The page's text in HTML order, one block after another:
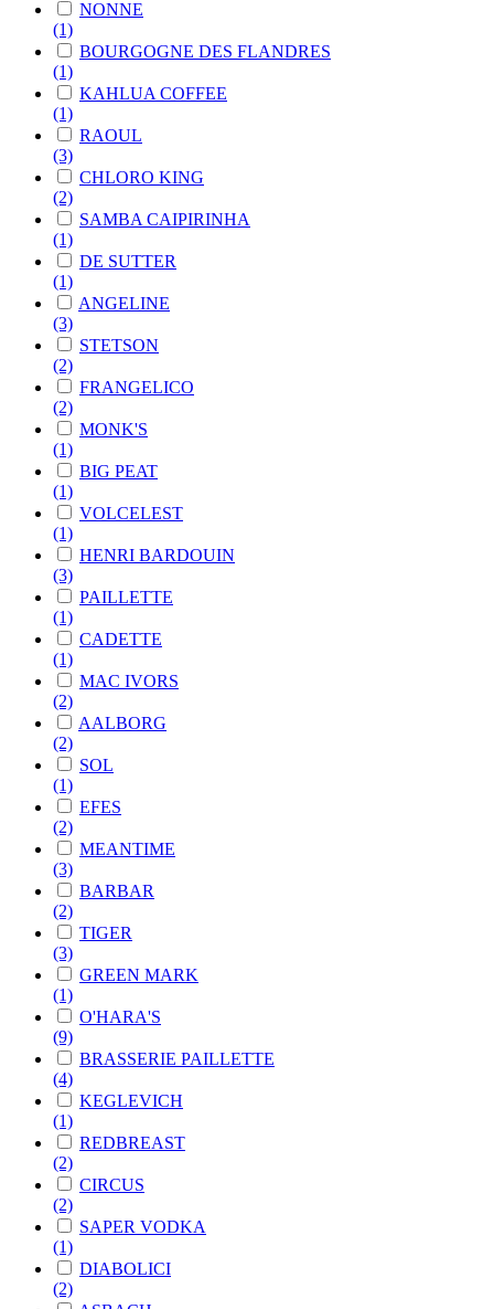
NONNE
(1)
BOURGOGNE DES FLANDRES
(1)
KAHLUA COFFEE
(1)
RAOUL
(3)
CHLORO KING
(2)
SAMBA CAIPIRINHA
(1)
DE SUTTER
(1)
ANGELINE
(3)
STETSON
(2)
FRANGELICO
(2)
MONK'S
(1)
BIG PEAT
(1)
VOLCELEST
(1)
HENRI BARDOUIN
(3)
PAILLETTE
(1)
CADETTE
(1)
MAC IVORS
(2)
AALBORG
(2)
SOL
(1)
EFES
(2)
MEANTIME
(3)
BARBAR
(2)
TIGER
(3)
GREEN MARK
(1)
O'HARA'S
(9)
BRASSERIE PAILLETTE
(4)
KEGLEVICH
(1)
REDBREAST
(2)
CIRCUS
(2)
SAPER VODKA
(1)
DIABOLICI
(2)